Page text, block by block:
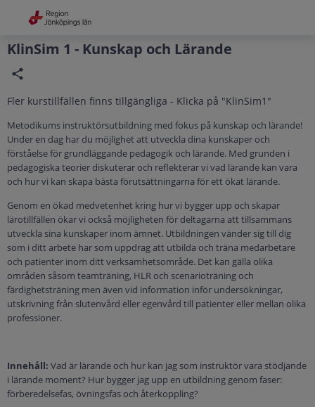
Grade
Portal
KlinSim 1 - Kunskap och Lärande
Fler kurstillfällen finns tillgängliga - Klicka på "KlinSim1"
Metodikums instruktörsutbildning med fokus på kunskap och lärande!
Under en dag har du möjlighet att utveckla dina kunskaper och
förståelse för grundläggande pedagogik och lärande. Med grunden i
pedagogiska teorier diskuterar och reflekterar vi vad lärande kan vara
och hur vi kan skapa bästa förutsättningarna för ett ökat lärande.
Genom en ökad medvetenhet kring hur vi bygger upp och skapar
lärotillfällen ökar vi också möjligheten för deltagarna att tillsammans
utveckla sina kunskaper inom ämnet. Utbildningen vänder sig till dig
som i ditt arbete har som uppdrag att utbilda och träna medarbetare
och patienter inom ditt verksamhetsområde. Det kan gälla olika
områden såsom teamträning, HLR och scenarioträning och
färdighetsträning men även vid information inför undersökningar,
utskrivning från slutenvård eller egenvård till patienter eller mellan olika
professioner.
Innehåll: Vad är lärande och hur kan jag som instruktör vara stödjande
i lärande moment? Hur bygger jag upp en utbildning genom faser:
förberedelsefas, övningsfas och återkoppling?